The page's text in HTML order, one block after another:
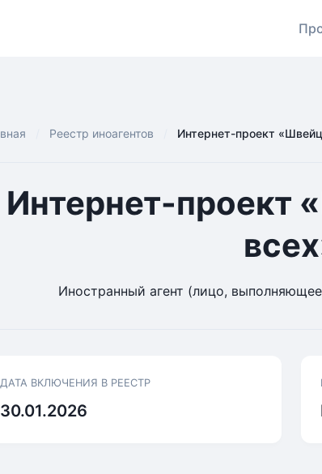
Реестр иноагентов Интернет-проект
Интернет-проект
Иностранный агент (лицо,
ДАТА ВКЛЮЧЕНИЯ В РЕЕСТР
30.01.2026